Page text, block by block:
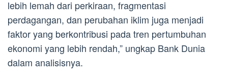
lebih lemah dari perkiraan, fragmentasi
perdagangan, dan perubahan iklim juga menjadi
faktor yang berkontribusi pada tren pertumbuhan
ekonomi yang lebih rendah,” ungkap Bank Dunia
dalam analisisnya.